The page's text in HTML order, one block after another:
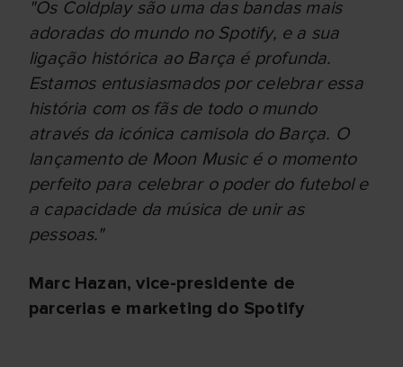
"Os Coldplay são uma das bandas mais
adoradas do mundo no Spotify, e a sua
ligação histórica ao Barça é profunda.
Estamos entusiasmados por celebrar essa
história com os fãs de todo o mundo
através da icónica camisola do Barça. O
lançamento de Moon Music é o momento
perfeito para celebrar o poder do futebol e
a capacidade da música de unir as
pessoas."
Marc Hazan, vice-presidente de
parcerias e marketing do Spotify